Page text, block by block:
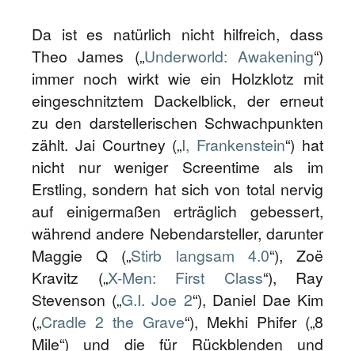
Da ist es natürlich nicht hilfreich, dass
Theo James („Underworld: Awakening“)
immer noch wirkt wie ein Holzklotz mit
eingeschnitztem Dackelblick, der erneut
zu den darstellerischen Schwachpunkten
zählt. Jai Courtney („I, Frankenstein“) hat
nicht nur weniger Screentime als im
Erstling, sondern hat sich von total nervig
auf einigermaßen erträglich gebessert,
während andere Nebendarsteller, darunter
Maggie Q („Stirb langsam 4.0“), Zoë
Kravitz („X-Men: First Class“), Ray
Stevenson („G.I. Joe 2“), Daniel Dae Kim
(„Cradle 2 the Grave“), Mekhi Phifer („8
Mile“) und die für Rückblenden und